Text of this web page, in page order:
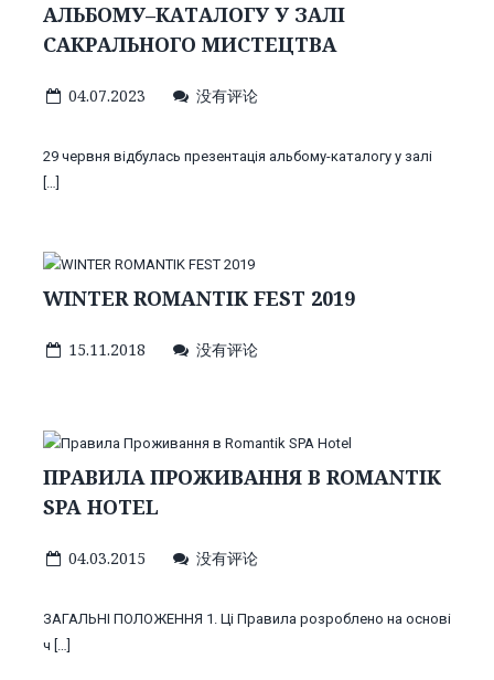
АЛЬБОМУ–КАТАЛОГУ У ЗАЛІ
САКРАЛЬНОГО МИСТЕЦТВА
04.07.2023 没有评论
29 червня відбулась презентація альбому-каталогу у залі
[…]
WINTER ROMANTIK FEST 2019
15.11.2018 没有评论
ПРАВИЛА ПРОЖИВАННЯ В ROMANTIK
SPA HOTEL
04.03.2015 没有评论
ЗАГАЛЬНІ ПОЛОЖЕННЯ 1. Ці Правила розроблено на основі
ч […]